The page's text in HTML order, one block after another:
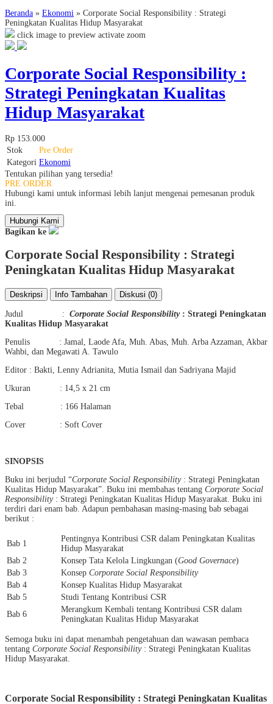
Beranda » Ekonomi » Corporate Social Responsibility : Strategi
Peningkatan Kualitas Hidup Masyarakat
click image to preview activate zoom
Corporate Social Responsibility :
Strategi Peningkatan Kualitas
Hidup Masyarakat
Rp 153.000
Stok
Pre Order
Kategori Ekonomi
Tentukan pilihan yang tersedia!
PRE ORDER
Hubungi kami untuk informasi lebih lanjut mengenai pemesanan produk
ini.
Hubungi Kami
Bagikan ke
Corporate Social Responsibility : Strategi
Peningkatan Kualitas Hidup Masyarakat
Deskripsi Info Tambahan Diskusi (0)
Judul : Corporate Social Responsibility: Strategi Peningkatan
Kualitas Hidup Masyarakat
Penulis : Jamal, Laode Afa, Muh. Abas, Muh. Arba Azzaman, Akbar
Wahbi, dan Megawati A. Tawulo
Editor : Bakti, Lenny Adrianita, Mutia Ismail dan Sadriyana Majid
Ukuran : 14,5 x 21 cm
Tebal : 166 Halaman
Cover : Soft Cover
SINOPSIS
Buku ini berjudul “Corporate Social Responsibility: Strategi Peningkatan
Kualitas Hidup Masyarakat”. Buku ini membahas tentang Corporate Social
Responsibility: Strategi Peningkatan Kualitas Hidup Masyarakat. Buku ini
terdiri dari enam bab. Adapun pembahasan masing-masing bab sebagai
berikut :
Bab 1
Pentingnya Kontribusi CSR dalam Peningkatan Kualitas
Hidup Masyarakat
Bab 2
Konsep Tata Kelola Lingkungan (Good Governace)
Bab 3
Konsep Corporate Social Responsibility
Bab 4
Konsep Kualitas Hidup Masyarakat
Bab 5
Studi Tentang Kontribusi CSR
Bab 6
Merangkum Kembali tentang Kontribusi CSR dalam
Peningkatan Kualitas Hidup Masyarakat
Semoga buku ini dapat menambah pengetahuan dan wawasan pembaca
tentang Corporate Social Responsibility: Strategi Peningkatan Kualitas
Hidup Masyarakat.
Corporate Social Responsibility : Strategi Peningkatan Kualitas